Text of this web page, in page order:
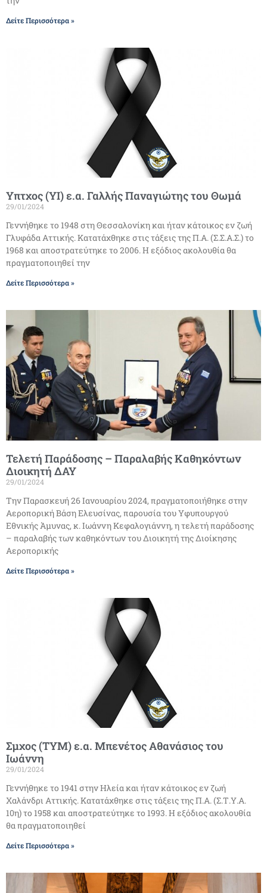
Δείτε Περισσότερα »
Υπτχος (ΥΙ) ε.α. Γαλλής Παναγιώτης του Θωμά
29/01/2024
Γεννήθηκε το 1948 στη Θεσσαλονίκη και ήταν κάτοικος εν ζωή
Γλυφάδα Αττικής. Κατατάχθηκε στις τάξεις της Π.Α. (Σ.Σ.Α.Σ.) το
1968 και αποστρατεύτηκε το 2006. Η εξόδιος ακολουθία θα
πραγματοποιηθεί την
Δείτε Περισσότερα »
Τελετή Παράδοσης – Παραλαβής Καθηκόντων
Διοικητή ΔΑΥ
29/01/2024
Την Παρασκευή 26 Ιανουαρίου 2024, πραγματοποιήθηκε στην
Αεροπορική Βάση Ελευσίνας, παρουσία του Υφυπουργού
Εθνικής Άμυνας, κ. Ιωάννη Κεφαλογιάννη, η τελετή παράδοσης
– παραλαβής των καθηκόντων του Διοικητή της Διοίκησης
Αεροπορικής
Δείτε Περισσότερα »
Σμχος (ΤΥΜ) ε.α. Μπενέτος Αθανάσιος του
Ιωάννη
29/01/2024
Γεννήθηκε το 1941 στην Ηλεία και ήταν κάτοικος εν ζωή
Χαλάνδρι Αττικής. Κατατάχθηκε στις τάξεις της Π.Α. (Σ.Τ.Υ.Α.
10η) το 1958 και αποστρατεύτηκε το 1993. Η εξόδιος ακολουθία
θα πραγματοποιηθεί
Δείτε Περισσότερα »